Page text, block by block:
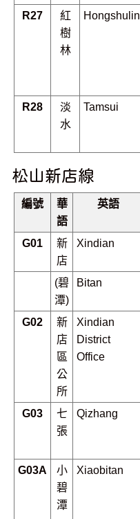
R27
紅
樹
林
Hongshulin
R28
淡
水
Tamsui
松山新店線
編號
華
語
英語
G01
新
店
Xindian
(碧
潭)
Bitan
G02
新
店
區
公
所
Xindian
District
Office
G03
七
張
Qizhang
G03A
小
碧
潭
Xiaobitan